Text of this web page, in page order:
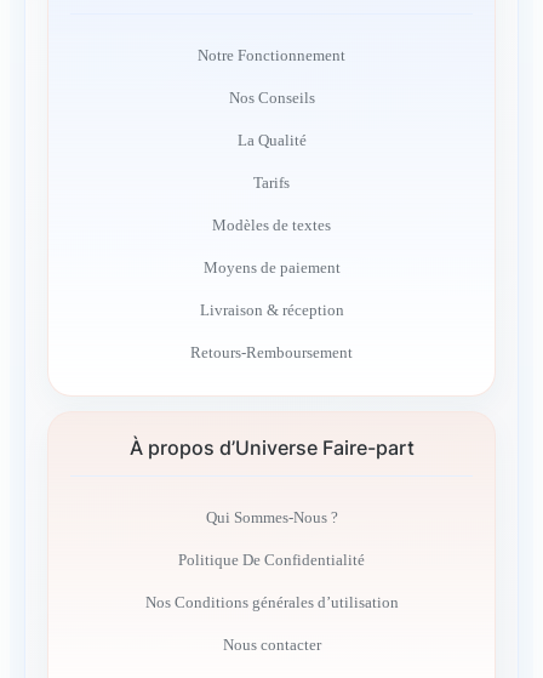
Notre Fonctionnement
Nos Conseils
La Qualité
Tarifs
Modèles de textes
Moyens de paiement
Livraison & réception
Retours-Remboursement
À propos d’Universe Faire-part
Qui Sommes-Nous ?
Politique De Confidentialité
Nos Conditions générales d’utilisation
Nous contacter